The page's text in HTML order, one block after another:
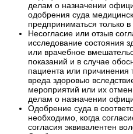
делам о назначении
одобрения суда
предприниматься только
Несогласие или отзыв
исследование состояния
или врачебное
показаний и в случае
пациента или причинения
вреда здоровью
мероприятий или их
делам о назначении
Одобрение суда в
необходимо, когда
согласия эквивалентен